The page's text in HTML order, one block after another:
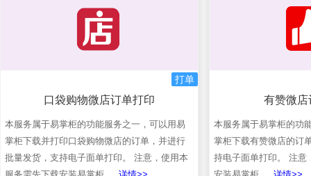
打单
口袋购物微店订单打印
本服务属于易掌柜的功能服务之一，可以用易
掌柜下载并打印口袋购物微店的订单，并进行
批量发货，支持电子面单打印。 注意，使用本
有赞微店
本服务属于易掌柜的功
掌柜下载有赞微店的订
持电子面单打印。 注意